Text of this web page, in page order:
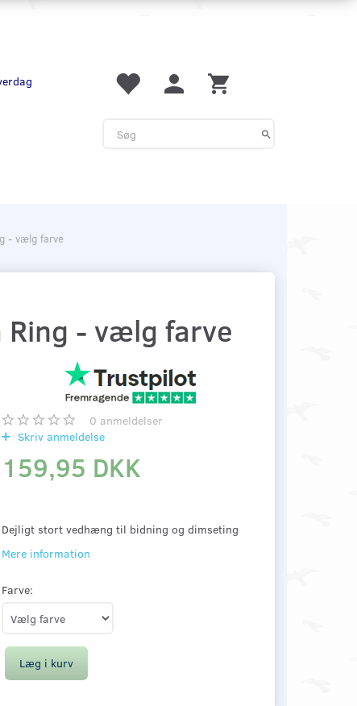
- vælg farve
Ring - vælg farve
0 anmeldelser
Skriv anmeldelse
159,95 DKK
Dejligt stort vedhæng til bidning og dimseting
Mere information
Farve:
Læg i kurv